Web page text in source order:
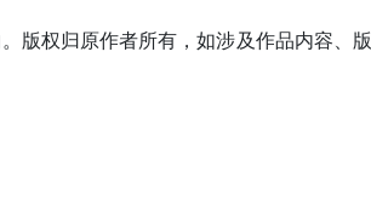
版权归原作者所有，如涉及作品内容、版